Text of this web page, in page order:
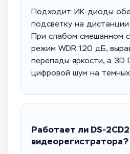
Подходит. ИК-диоды
подсветку на
При слабом смешанном
режим WDR 120 дБ,
перепады яркости, а 3D
цифровой шум на темных
Работает ли DS-
видеорегистратора?